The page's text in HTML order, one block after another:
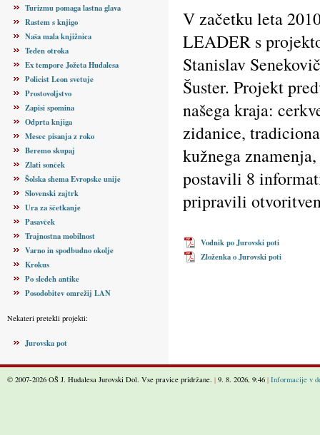
Turizmu pomaga lastna glava
Rastem s knjigo
Naša mala knjižnica
Teden otroka
Ex tempore Jožeta Hudalesa
Policist Leon svetuje
Prostovoljstvo
Zapisi spomina
Odprta knjiga
Mesec pisanja z roko
Beremo skupaj
Zlati sonček
Šolska shema Evropske unije
Slovenski zajtrk
Ura za ščetkanje
Pasavček
Trajnostna mobilnost
Varno in spodbudno okolje
Krokus
Po sledeh antike
Posodobitev omrežij LAN
Nekateri pretekli projekti:
Jurovska pot
V začetku leta
LEADER s
Stanislav
Šuster. Projekt
našega kraja:
zidanice,
kužnega
postavili 8
pripravili
Vodnik po Jurovski poti
Zloženka o Jurovski poti
© 2007-2026 OŠ J. Hudalesa Jurovski Dol. Vse pravice pridržane. | 9. 8. 2026, 9:46 | Informacije v